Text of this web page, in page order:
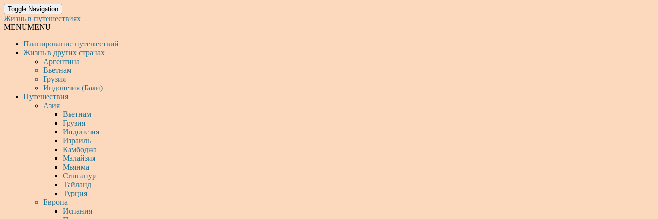
Toggle Navigation
Жизнь в путешествиях
MENUMENU
Планирование путешествий
Жизнь в других странах
Аргентина
Вьетнам
Грузия
Индонезия (Бали)
Путешествия
Азия
Вьетнам
Грузия
Индонезия
Израиль
Камбоджа
Малайзия
Мьянма
Сингапур
Тайланд
Турция
Европа
Испания